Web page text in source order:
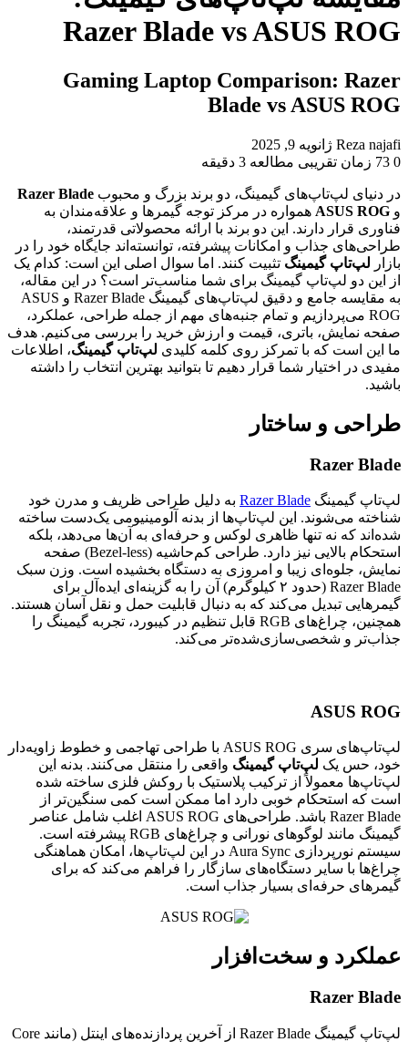
Razer Blade vs ASUS ROG
Gaming Laptop Comparison: Razer
Blade vs ASUS ROG
Reza najafi ارسال
به
ژانویه 9, 2025
0
زمان تقریبی مطالعه 3 دقیقه
در دنیای لپ‌تاپ‌های گیمینگ، دو برند بزرگ و محبوب Razer Blade
و ASUS ROG همواره در مرکز توجه گیمرها و علاقه‌مندان به
فناوری قرار دارند. این دو برند با ارائه محصولاتی قدرتمند،
طراحی‌های جذاب و امکانات پیشرفته، توانسته‌اند جایگاه خود را در
بازار لپ‌تاپ گیمینگ تثبیت کنند. اما سوال اصلی این است: کدام یک
از این دو لپ‌تاپ گیمینگ برای شما مناسب‌تر است؟ در این مقاله،
به مقایسه جامع و دقیق لپ‌تاپ‌های گیمینگ Razer Blade و ASUS
ROG می‌پردازیم و تمام جنبه‌های مهم از جمله طراحی، عملکرد،
صفحه نمایش، باتری، قیمت و ارزش خرید را بررسی می‌کنیم. هدف
ما این است که با تمرکز روی کلمه کلیدی لپ‌تاپ گیمینگ، اطلاعات
مفیدی در اختیار شما قرار دهیم تا بتوانید بهترین انتخاب را داشته
باشید.
طراحی و ساختار
Razer Blade
لپ‌تاپ گیمینگ Razer Blade به دلیل طراحی ظریف و مدرن خود
شناخته می‌شوند. این لپ‌تاپ‌ها از بدنه آلومینیومی یک‌دست ساخته
شده‌اند که نه تنها ظاهری لوکس و حرفه‌ای به آن‌ها می‌دهد، بلکه
استحکام بالایی نیز دارد. طراحی کم‌حاشیه (Bezel-less) صفحه
نمایش، جلوه‌ای زیبا و امروزی به دستگاه بخشیده است. وزن سبک
Razer Blade (حدود ۲ کیلوگرم) آن را به گزینه‌ای ایده‌آل برای
گیمرهایی تبدیل می‌کند که به دنبال قابلیت حمل و نقل آسان هستند.
همچنین، چراغ‌های RGB قابل تنظیم در کیبورد، تجربه گیمینگ را
جذاب‌تر و شخصی‌سازی‌شده‌تر می‌کند.
ASUS ROG
لپ‌تاپ‌های سری ASUS ROG با طراحی تهاجمی و خطوط زاویه‌دار
خود، حس یک لپ‌تاپ گیمینگ واقعی را منتقل می‌کنند. بدنه این
لپ‌تاپ‌ها معمولاً از ترکیب پلاستیک با روکش فلزی ساخته شده
است که استحکام خوبی دارد اما ممکن است کمی سنگین‌تر از
Razer Blade باشد. طراحی‌های ASUS ROG اغلب شامل عناصر
گیمینگ مانند لوگوهای نورانی و چراغ‌های RGB پیشرفته است.
سیستم نورپردازی Aura Sync در این لپ‌تاپ‌ها، امکان هماهنگی
چراغ‌ها با سایر دستگاه‌های سازگار را فراهم می‌کند که برای
گیمرهای حرفه‌ای بسیار جذاب است.
عملکرد و سخت‌افزار
Razer Blade
لپ‌تاپ گیمینگ Razer Blade از آخرین پردازنده‌های اینتل (مانند Core